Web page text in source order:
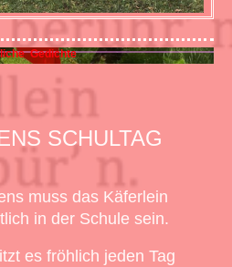
Gedichte
SCHULTAG
das Käferlein
Schule sein.
jeden Tag